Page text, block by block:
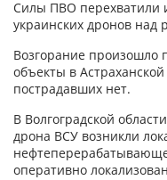
Силы ПВО перехватили
украинских дронов над
Возгорание произошло
объекты в
пострадавших нет.
В Волгоградской
дрона ВСУ возникли
оперативно